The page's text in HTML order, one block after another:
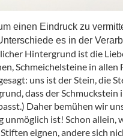
einen Eindruck zu
es in der
Hintergrund ist die
Schmeichelsteine in
uns ist der Stein, die
dass der
Daher bemühen wir
unmöglich ist! Schon
eignen, andere sich